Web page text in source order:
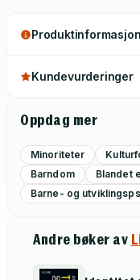
Produktinformasjon
Kundevurderinger
Oppdag mer
Minoriteter
Barndom
Blandet
Barne- og
Andre bøker av